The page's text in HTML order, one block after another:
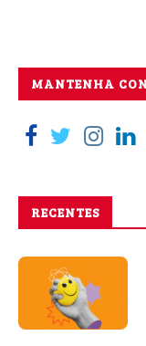
MANTENHA
RECENTES